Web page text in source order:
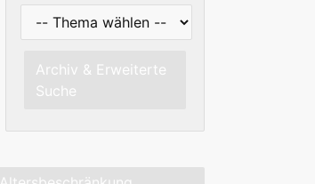
Archiv & Erweiterte
Suche